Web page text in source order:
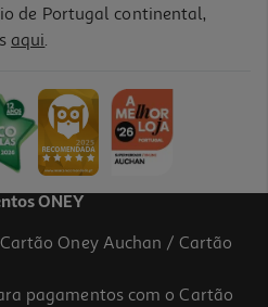
de Portugal continental,
aqui.
ONEY
Oney Auchan / Cartão
pagamentos com o Cartão